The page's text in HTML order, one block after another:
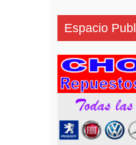
Espacio